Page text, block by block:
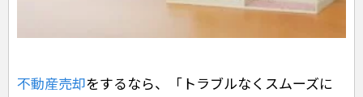
不動産売却をするなら、「トラブルなくスムーズに